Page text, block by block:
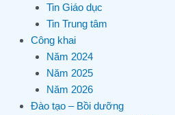
Tin Giáo dục
Tin Trung tâm
Công khai
Năm 2024
Năm 2025
Năm 2026
Đào tạo – Bồi dưỡng